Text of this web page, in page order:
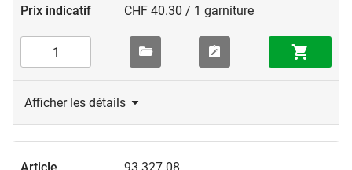
CHF 40.30 / 1 garniture
Afficher les détails